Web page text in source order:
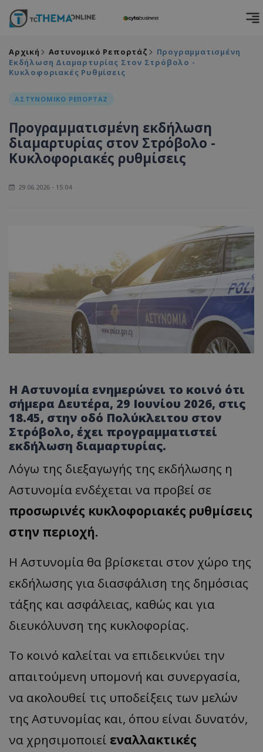
Αρχική Αστυνομικό Ρεπορτάζ
Προγραμματισμένη
Εκδήλωση Διαμαρτυρίας Στον Στρόβολο -
Κυκλοφοριακές Ρυθμίσεις
ΑΣΤΥΝΟΜΙΚΟ ΡΕΠΟΡΤΑΖ
Προγραμματισμένη εκδήλωση
διαμαρτυρίας στον Στρόβολο -
Κυκλοφοριακές ρυθμίσεις
29.06.2026 - 15:04
Η Αστυνομία ενημερώνει το κοινό ότι
σήμερα Δευτέρα, 29 Ιουνίου 2026, στις
18.45, στην οδό Πολύκλειτου στον
Στρόβολο, έχει προγραμματιστεί
εκδήλωση διαμαρτυρίας.
Λόγω της διεξαγωγής της εκδήλωσης η
Αστυνομία ενδέχεται να προβεί σε
προσωρινές κυκλοφοριακές ρυθμίσεις
στην περιοχή.
Η Αστυνομία θα βρίσκεται στον χώρο της
εκδήλωσης για διασφάλιση της δημόσιας
τάξης και ασφάλειας, καθώς και για
διευκόλυνση της κυκλοφορίας.
Το κοινό καλείται να επιδεικνύει την
απαιτούμενη υπομονή και συνεργασία,
να ακολουθεί τις υποδείξεις των μελών
της Αστυνομίας και, όπου είναι δυνατόν,
να χρησιμοποιεί εναλλακτικές